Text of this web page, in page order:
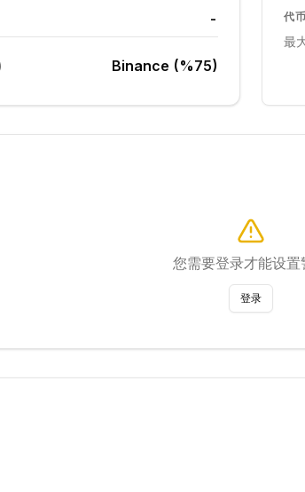
-
Binance (%75)
代
最
您需要登录才能设置
登录